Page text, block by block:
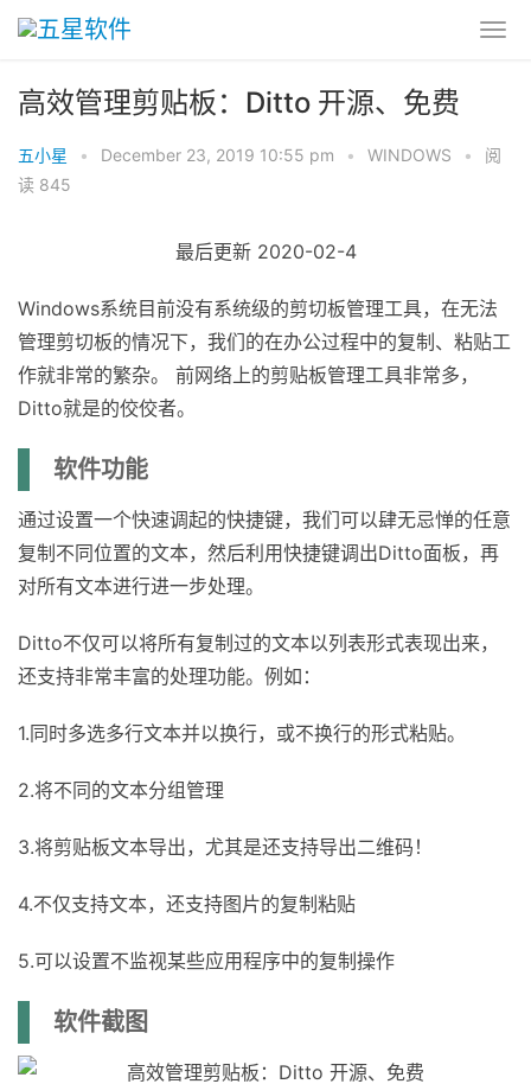
高效管理剪贴板：Ditto 开源、免费
五小星 • December 23, 2019 10:55 pm • WINDOWS •
阅
读 845
最后更新 2020-02-4
Windows系统目前没有系统级的剪切板管理工具，在无法
管理剪切板的情况下，我们的在办公过程中的复制、粘贴工
作就非常的繁杂。 前网络上的剪贴板管理工具非常多，
Ditto就是的佼佼者。
软件功能
通过设置一个快速调起的快捷键，我们可以肆无忌惮的任意
复制不同位置的文本，然后利用快捷键调出Ditto面板，再
对所有文本进行进一步处理。
Ditto不仅可以将所有复制过的文本以列表形式表现出来，
还支持非常丰富的处理功能。例如：
1.同时多选多行文本并以换行，或不换行的形式粘贴。
2.将不同的文本分组管理
3.将剪贴板文本导出，尤其是还支持导出二维码！
4.不仅支持文本，还支持图片的复制粘贴
5.可以设置不监视某些应用程序中的复制操作
软件截图